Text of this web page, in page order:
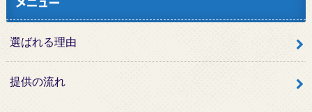
メニュー
選ばれる理由
提供の流れ